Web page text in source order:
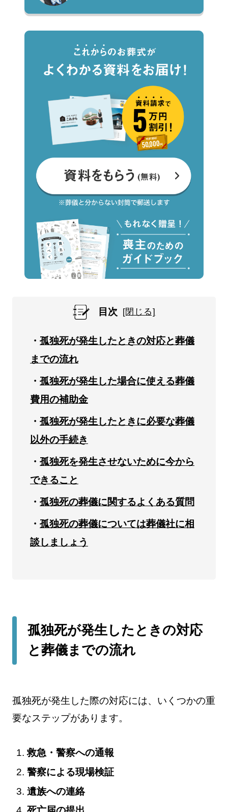
目次
孤独死が発生したときの対応と葬儀
までの流れ
孤独死が発生した場合に使える葬儀
費用の補助金
孤独死が発生したときに必要な葬儀
以外の手続き
孤独死を発生させないために今から
できること
孤独死の葬儀に関するよくある質問
孤独死の葬儀については葬儀社に相
談しましょう
孤独死が発生したときの対応
と葬儀までの流れ
孤独死が発生した際の対応には、いくつかの重
要なステップがあります。
救急・警察への通報
警察による現場検証
遺族への連絡